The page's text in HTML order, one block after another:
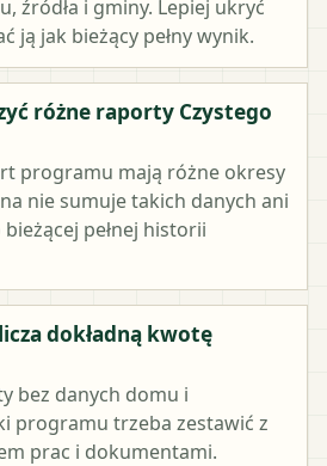
źródła i gminy. Lepiej ukryć
ją jak bieżący pełny wynik.
różne raporty Czystego
programu mają różne okresy
nie sumuje takich danych ani
pełnej historii
dokładną kwotę
bez danych domu i
programu trzeba zestawić z
prac i dokumentami.